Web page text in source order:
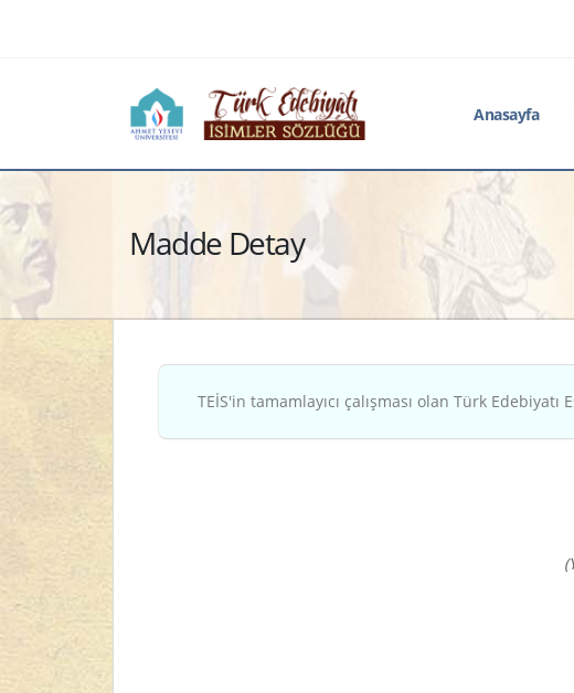
Anasayfa
Madde Detay
TEİS'in tamamlayıcı çalışması olan Türk Edebiyatı